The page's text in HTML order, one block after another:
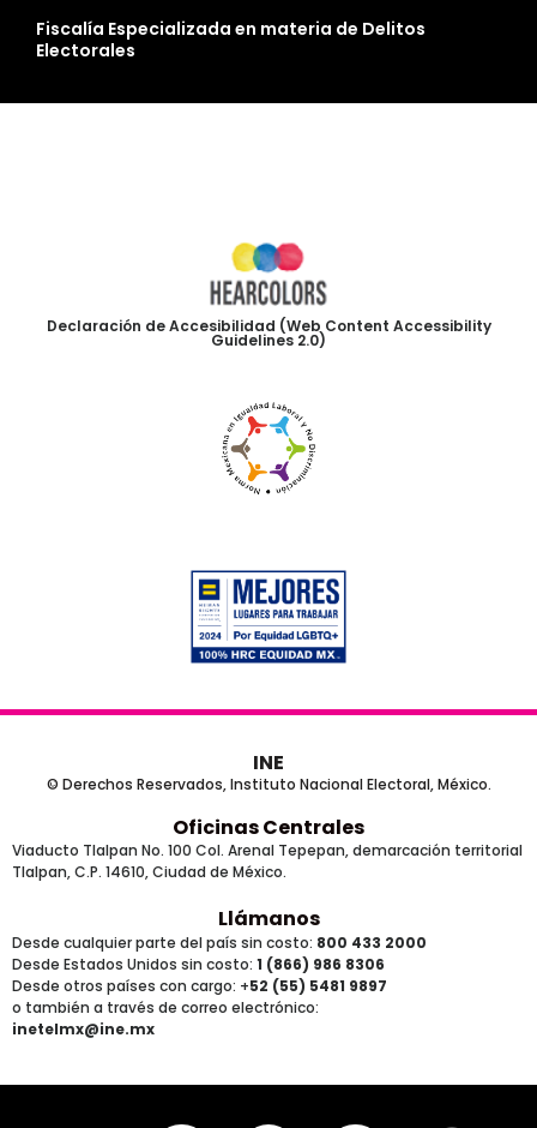
Fiscalía Especializada en materia de Delitos
Electorales
Declaración de Accesibilidad (Web Content Accessibility
Guidelines 2.0)
INE
© Derechos Reservados, Instituto Nacional Electoral, México.
Oficinas Centrales
Viaducto Tlalpan No. 100 Col. Arenal Tepepan, demarcación territorial
Tlalpan, C.P. 14610, Ciudad de México.
Llámanos
Desde cualquier parte del país sin costo: 800 433 2000
Desde Estados Unidos sin costo: 1 (866) 986 8306
Desde otros países con cargo: +52 (55) 5481 9897
o también a través de correo electrónico:
inetelmx@ine.mx